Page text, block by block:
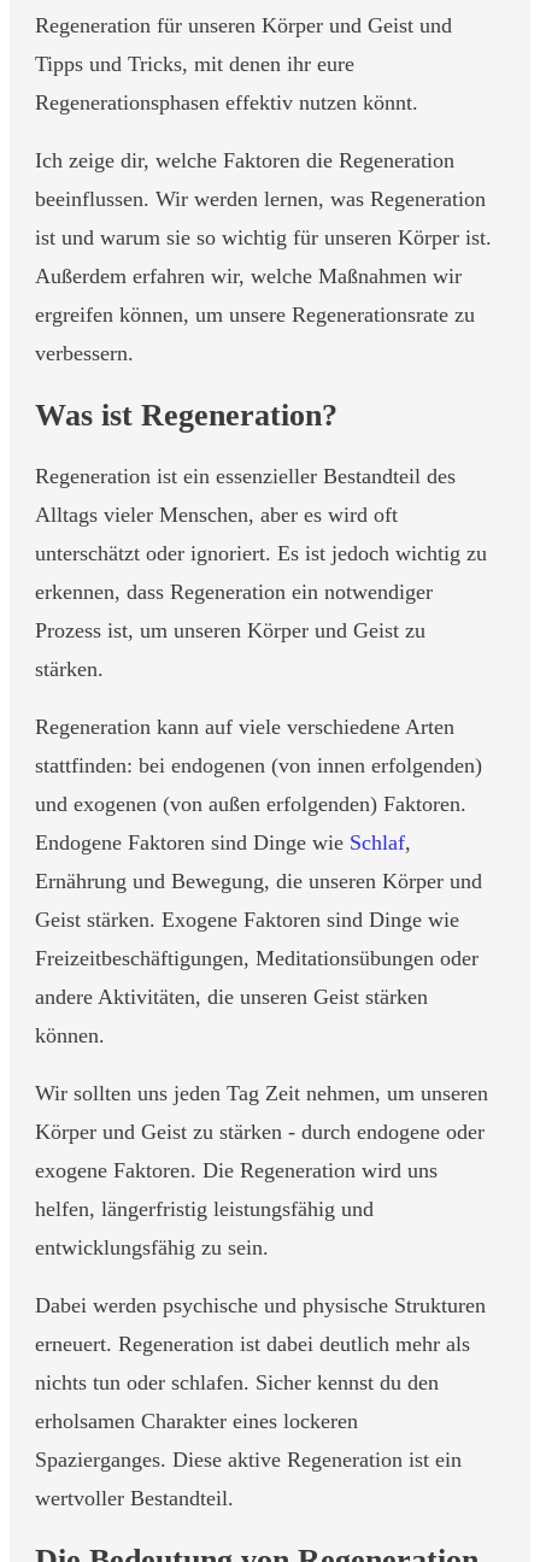
Regeneration für unseren Körper und Geist und
Tipps und Tricks, mit denen ihr eure
Regenerationsphasen effektiv nutzen könnt.
Ich zeige dir, welche Faktoren die Regeneration
beeinflussen. Wir werden lernen, was Regeneration
ist und warum sie so wichtig für unseren Körper ist.
Außerdem erfahren wir, welche Maßnahmen wir
ergreifen können, um unsere Regenerationsrate zu
verbessern.
Was ist Regeneration?
Regeneration ist ein essenzieller Bestandteil des
Alltags vieler Menschen, aber es wird oft
unterschätzt oder ignoriert. Es ist jedoch wichtig zu
erkennen, dass Regeneration ein notwendiger
Prozess ist, um unseren Körper und Geist zu
stärken.
Regeneration kann auf viele verschiedene Arten
stattfinden: bei endogenen (von innen erfolgenden)
und exogenen (von außen erfolgenden) Faktoren.
Endogene Faktoren sind Dinge wie Schlaf,
Ernährung und Bewegung, die unseren Körper und
Geist stärken. Exogene Faktoren sind Dinge wie
Freizeitbeschäftigungen, Meditationsübungen oder
andere Aktivitäten, die unseren Geist stärken
können.
Wir sollten uns jeden Tag Zeit nehmen, um unseren
Körper und Geist zu stärken - durch endogene oder
exogene Faktoren. Die Regeneration wird uns
helfen, längerfristig leistungsfähig und
entwicklungsfähig zu sein.
Dabei werden psychische und physische Strukturen
erneuert. Regeneration ist dabei deutlich mehr als
nichts tun oder schlafen. Sicher kennst du den
erholsamen Charakter eines lockeren
Spazierganges. Diese aktive Regeneration ist ein
wertvoller Bestandteil.